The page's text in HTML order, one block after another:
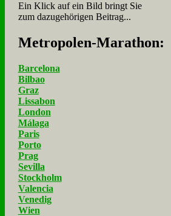
Ein Klick auf ein Bild bringt Sie
zum dazugehörigen Beitrag...
Me­tro­po­len-Ma­ra­thon:
Barcelona
Bilbao
Graz
Lissabon
London
Málaga
Paris
Porto
Prag
Sevilla
Stockholm
Valencia
Venedig
Wien